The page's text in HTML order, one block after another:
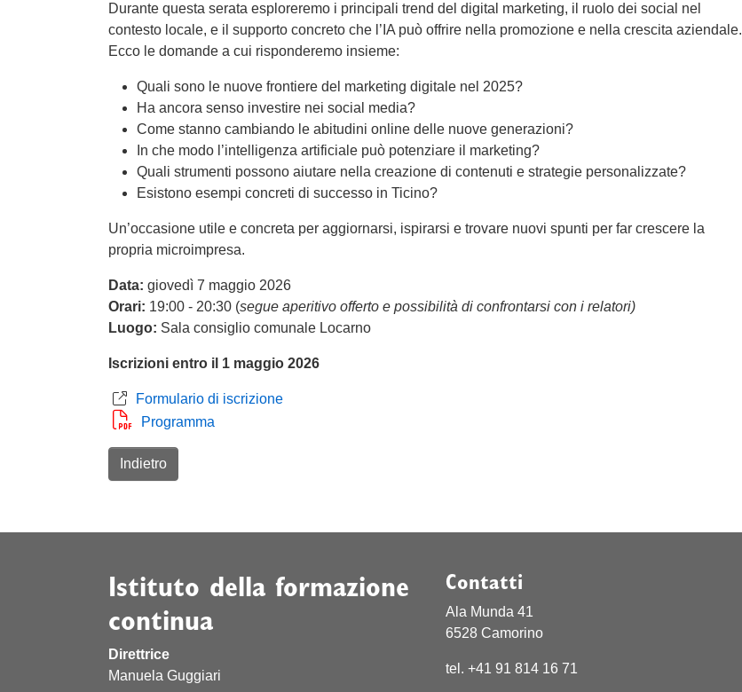
Durante questa serata esploreremo i principali trend del digital marketing, il ruolo dei social nel
contesto locale, e il supporto concreto che l’IA può offrire nella promozione e nella crescita aziendale.
Ecco le domande a cui risponderemo insieme:
Quali sono le nuove frontiere del marketing digitale nel 2025?
Ha ancora senso investire nei social media?
Come stanno cambiando le abitudini online delle nuove generazioni?
In che modo l’intelligenza artificiale può potenziare il marketing?
Quali strumenti possono aiutare nella creazione di contenuti e strategie personalizzate?
Esistono esempi concreti di successo in Ticino?
Un’occasione utile e concreta per aggiornarsi, ispirarsi e trovare nuovi spunti per far crescere la
propria microimpresa.
Data: giovedì 7 maggio 2026
Orari: 19:00 - 20:30 (segue aperitivo offerto e possibilità di confrontarsi con i relatori)
Luogo: Sala consiglio comunale Locarno
Iscrizioni entro il 1 maggio 2026
Formulario di iscrizione
Programma
Indietro
Istituto della formazione
continua
Direttrice
Manuela Guggiari
Contatti
Ala Munda 41
6528 Camorino
tel. +41 91 814 16 71